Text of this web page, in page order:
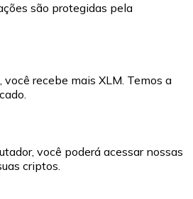
são protegidas pela
recebe mais XLM. Temos a
você poderá acessar nossas
criptos.